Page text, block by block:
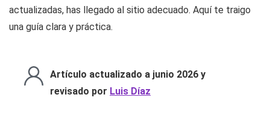
actualizadas, has llegado al sitio adecuado. Aquí te traigo
una guía clara y práctica.
Artículo actualizado a junio 2026 y
revisado por Luis Díaz